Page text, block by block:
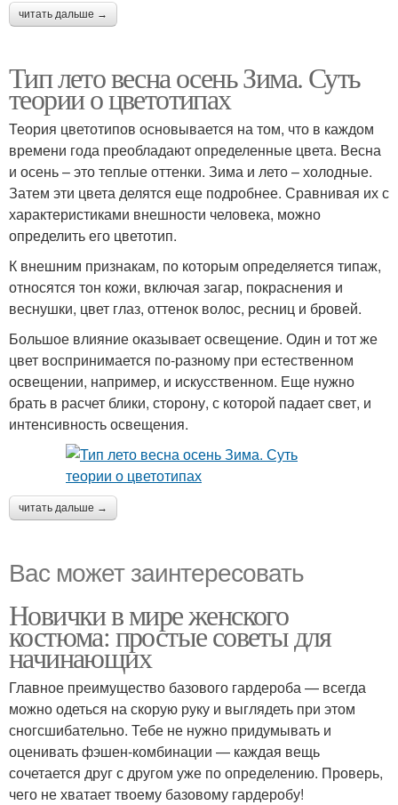
читать дальше →
Тип лето весна осень Зима. Суть
теории о цветотипах
Теория цветотипов основывается на том, что в каждом
времени года преобладают определенные цвета. Весна
и осень – это теплые оттенки. Зима и лето – холодные.
Затем эти цвета делятся еще подробнее. Сравнивая их с
характеристиками внешности человека, можно
определить его цветотип.
К внешним признакам, по которым определяется типаж,
относятся тон кожи, включая загар, покраснения и
веснушки, цвет глаз, оттенок волос, ресниц и бровей.
Большое влияние оказывает освещение. Один и тот же
цвет воспринимается по-разному при естественном
освещении, например, и искусственном. Еще нужно
брать в расчет блики, сторону, с которой падает свет, и
интенсивность освещения.
читать дальше →
Вас может заинтересовать
Новички в мире женского
костюма: простые советы для
начинающих
Главное преимущество базового гардероба — всегда
можно одеться на скорую руку и выглядеть при этом
сногсшибательно. Тебе не нужно придумывать и
оценивать фэшен-комбинации — каждая вещь
сочетается друг с другом уже по определению. Проверь,
чего не хватает твоему базовому гардеробу!